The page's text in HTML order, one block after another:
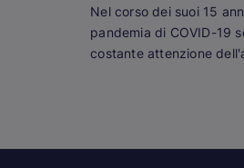
Nel corso dei suoi 15
pandemia di COVID-19
costante attenzione